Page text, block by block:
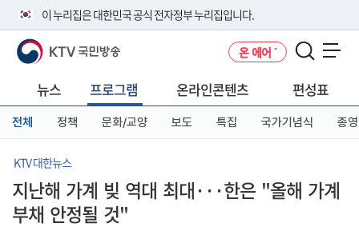
이 누리집은 대한민국 공식 전자정부 누리집입니다.
공식 누리집 주소 확인하기
니다.
이밖에 or.kr 또는 .kr등 다른 도메인 주소를 사용하고 있다면 아래 URL에
서 도메인 주소를 확인해 보세요
KTV 국민방송 온 에어
뉴스 프로그램 온라인콘텐츠 편성표
전체 정책 문화/교양 보도 특집 국가기념식 종영
KTV 대한뉴스
지난해 가계 빚 역대 최대···한은 "올해 가계
부채 안정될 것"